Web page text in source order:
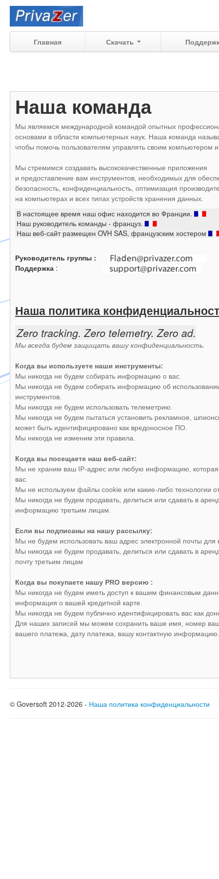
Главная Скачать
Наша команда
Мы являемся международной командой опытных
основами в области компьютерных наук. Наша команда
чтобы помочь пользователям управлять своим компьютером
Мы стремимся создавать высококачественные приложения
и предоставление вам инструментов, необходимых для
безопасность, конфиденциальность, оптимизация
на компьютерах и всех типах устройств хранения данных.
В настоящее время наш офис находится во Франции.
Наш руководитель команды - француз.
Наш веб-сайт размещен OVH SAS, французским хостером
Руководитель группы :
Поддержка :
Наша политика
Zero tracking. Zero telemetry. Zero ad.
Мы всегда будем защищать вашу конфиденциальность.
Когда вы используете наши инструменты:
Мы никогда не будем собирать информацию о вас.
Мы никогда не будем собирать информацию об
инструментов.
Мы никогда не будем использовать телеметрию.
Мы никогда не будем пытаться установить рекламное,
может быть идентифицировано как вредоносное ПО.
Мы никогда не изменим эти правила.
Когда вы посещаете наш веб-сайт:
Мы не храним ваш IP-адрес или любую информацию, которая
вас.
Мы не используем файлы cookie или какие-либо технологии
Мы никогда не будем продавать, делиться или сдавать в
информацию третьим лицам.
Если вы подписаны на нашу рассылку:
Мы не будем использовать ваш адрес электронной почты для
Мы никогда не будем продавать, делиться или сдавать в
почту третьим лицам
Когда вы покупаете нашу PRO версию :
Мы никогда не будем иметь доступ к вашим финансовым
информация о вашей кредитной карте.
Мы никогда не будем публично идентифицировать вас как
Для наших записей мы можем сохранить ваше имя, номер
вашего платежа, дату платежа, вашу контактную информацию.
© Goversoft 2012-2026 - Наша политика конфиденциальности